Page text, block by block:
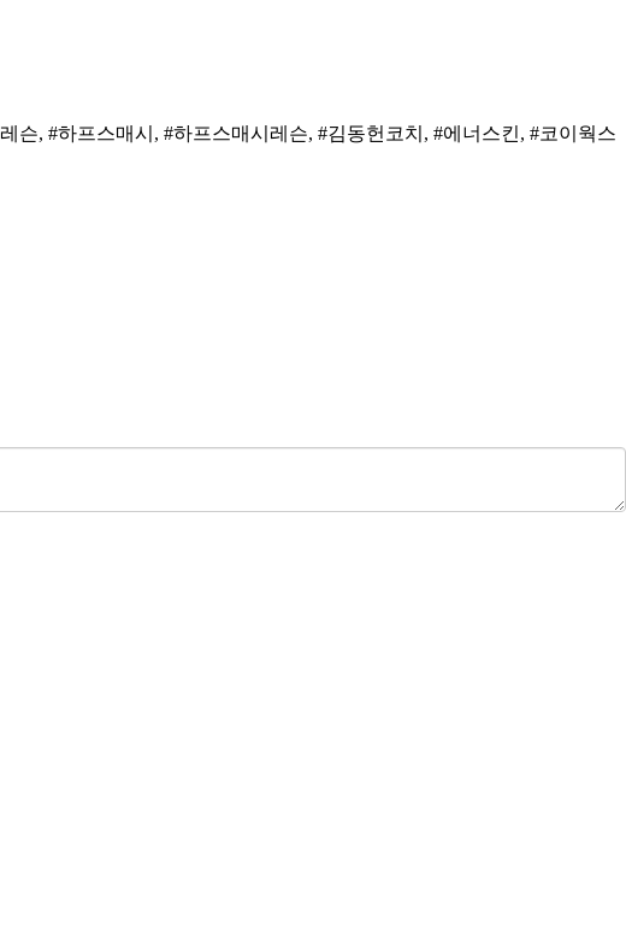
, #하프스매시, #하프스매시레슨, #김동헌코치, #에너스킨, #코이웍스